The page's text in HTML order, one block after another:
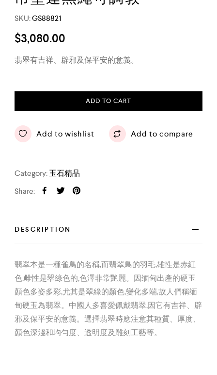
SKU:GS88821
$3,080.00
翡翠有吉祥、辟邪及保平安的意義。
ADD TO CART
Add to wishlist Add to compare
Category:玉石精品
Share:
DESCRIPTION
翡翠本是一種雀鳥的名稱,而翡翠鳥的羽毛,雄性是赤紅
色,雌性是翠綠色的,色澤非常艷麗。因缅甸出產的硬玉
顏色多姿多彩,尤其是翠綠的顏色,變化多端,故人們稱缅
甸硬玉為翡翠。中國人多喜愛佩戴翡翠,因它有吉祥、辟
邪及保平安的意義。選擇翡翠時應注意其種質、厚度、
顏色深淺和均勻度、透明度及雕刻工藝等。